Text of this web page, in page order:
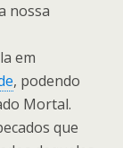
nossa
em
, podendo
Mortal.
que